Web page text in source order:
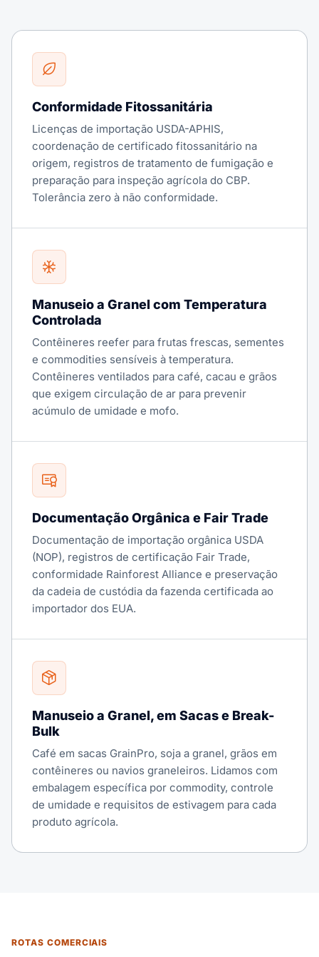
Conformidade Fitossanitária
Licenças de importação USDA-APHIS,
coordenação de certificado fitossanitário na
origem, registros de tratamento de fumigação e
preparação para inspeção agrícola do CBP.
Tolerância zero à não conformidade.
Manuseio a Granel com Temperatura
Controlada
Contêineres reefer para frutas frescas, sementes
e commodities sensíveis à temperatura.
Contêineres ventilados para café, cacau e grãos
que exigem circulação de ar para prevenir
acúmulo de umidade e mofo.
Documentação Orgânica e Fair Trade
Documentação de importação orgânica USDA
(NOP), registros de certificação Fair Trade,
conformidade Rainforest Alliance e preservação
da cadeia de custódia da fazenda certificada ao
importador dos EUA.
Manuseio a Granel, em Sacas e Break-
Bulk
Café em sacas GrainPro, soja a granel, grãos em
contêineres ou navios graneleiros. Lidamos com
embalagem específica por commodity, controle
de umidade e requisitos de estivagem para cada
produto agrícola.
ROTAS COMERCIAIS